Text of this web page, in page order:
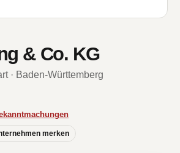
& Co. KG
· Baden-Württemberg
merken